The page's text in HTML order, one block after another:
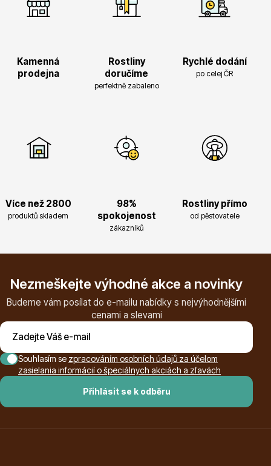
Azalky a rododendrony
Substráty, hnojiva, kůra
Kamenná
prodejna
Rostliny
doručíme
perfektně zabaleno
Rychlé dodání
po celej ČR
Více než 2800
produktů skladem
98%
spokojenost
zákazníků
Rostliny přímo
od pěstovatele
Nezmeškejte výhodné akce a novinky
Budeme vám posílat do e-mailu nabídky s nejvýhodnějšími
cenami a slevami
Přihlásit se k odběru
Souhlasím se zpracováním osobních údajů za účelom
zasielania informácií o špeciálnych akciách a zľavách